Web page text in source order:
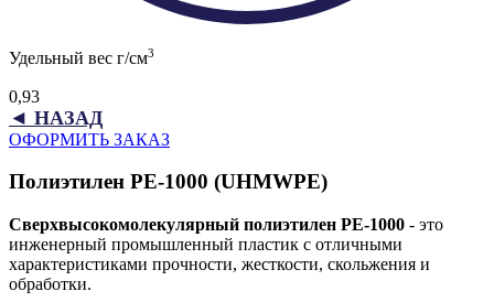
Удельный вес г/см3
0,93
◄ НАЗАД
ОФОРМИТЬ ЗАКАЗ
Полиэтилен PE-1000 (UHMWPE)
Сверхвысокомолекулярный полиэтилен PE-1000 - это
инженерный промышленный пластик с отличными
характеристиками прочности, жесткости, скольжения и
обработки.